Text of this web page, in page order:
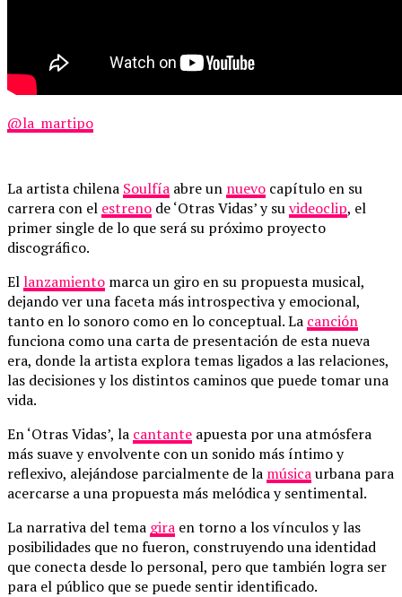
@la_martipo
La artista chilena Soulfía abre un nuevo capítulo en su
carrera con el estreno de ‘Otras Vidas’ y suvideoclip, el
primer single de lo que será su próximo proyecto
discográfico.
Ellanzamiento marca un giro en su propuesta musical,
dejando ver una faceta más introspectiva y emocional,
tanto en lo sonoro como en lo conceptual. La canción
funciona como una carta de presentación de esta nueva
era, donde la artista explora temas ligados a las relaciones,
las decisiones y los distintos caminos que puede tomar una
vida.
En ‘Otras Vidas’, la cantante apuesta por una atmósfera
más suave y envolvente con un sonido más íntimo y
reflexivo, alejándose parcialmente de la músicaurbana para
acercarse a una propuesta más melódica y sentimental.
La narrativa del tema gira en torno a los vínculos y las
posibilidades que no fueron, construyendo una identidad
que conecta desde lo personal, pero que también logra ser
para el público que se puede sentir identificado.